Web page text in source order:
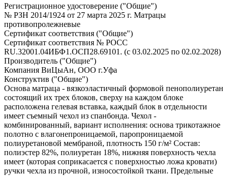
Регистрационное удостоверение ("Общие")
№ РЗН 2014/1924 от 27 марта 2025 г. Матрацы
противопролежневые
Сертификат соответствия ("Общие")
Сертификат соответствия № РОСС
RU.32001.04ИБФ1.ОСП28.69101. (с 03.02.2025 по 02.02.2028)
Производитель ("Общие")
Компания ВиЦыАн, ООО г.Уфа
Конструктив ("Общие")
Основа матраца - вязкоэластичный формовой пенополиуретан
состоящий их трех блоков, сверху на каждом блоке
расположена гелевая вставка, каждый блок в отдельности
имеет съемный чехол из спанбонда. Чехол -
комбинированный, вариант исполнения: основа трикотажное
полотно с влагонепроницаемой, паропроницаемой
полиуретановой мембраной, плотность 150 г/м² Состав:
полиэстер 82%, полиуретан 18%, нижняя поверхность чехла
имеет (которая соприкасается с поверхностью ложа кровати)
ручки чехла из прочной, износостойкой ткани. Предельные